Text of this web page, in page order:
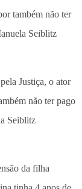
Justiça, o ator
não ter pago
Seiblitz